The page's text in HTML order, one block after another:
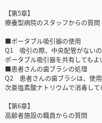
【第5章】
療養型病院のスタッフからの質問
■ポータブル吸引器の使用
Q1 吸引の際、中央配管がないの
ポータブル吸引器を共有してもよ
■患者さんの歯ブラシの処理
Q2 患者さんの歯ブラシは、使
次亜塩素酸ナトリウムで消毒し
【第6章】
高齢者施設の職員からの質問